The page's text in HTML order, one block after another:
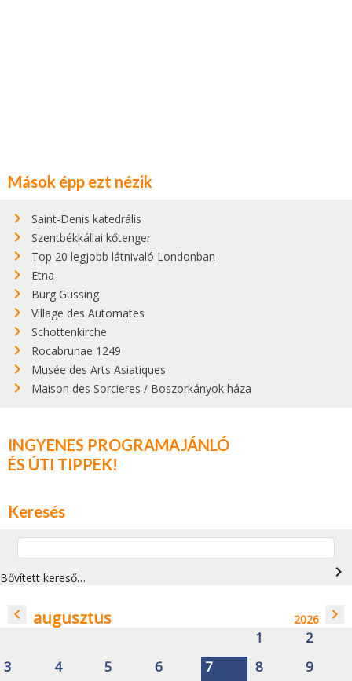
Mások épp ezt nézik
Saint-Denis katedrális
Szentbékkállai kőtenger
Top 20 legjobb látnivaló Londonban
Etna
Burg Güssing
Village des Automates
Schottenkirche
Rocabrunae 1249
Musée des Arts Asiatiques
Maison des Sorcieres / Boszorkányok háza
INGYENES PROGRAMAJÁNLÓ
ÉS ÚTI TIPPEK!
Keresés
Bővített kereső… navigate_next
navigate_before augusztus 2026 navigate_next
1
2
3
4 5 6 7 8 9